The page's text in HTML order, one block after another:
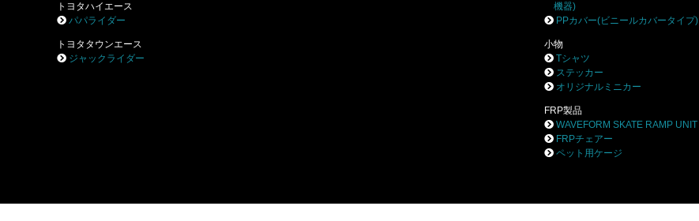
トヨタハイエース
パパライダー
トヨタタウンエース
ジャックライダー
機器)
PPカバー(ビニールカバータイプ)
小物
Tシャツ
ステッカー
オリジナルミニカー
FRP製品
WAVEFORM SKATE RAMP UNIT
FRPチェアー
ペット用ケージ